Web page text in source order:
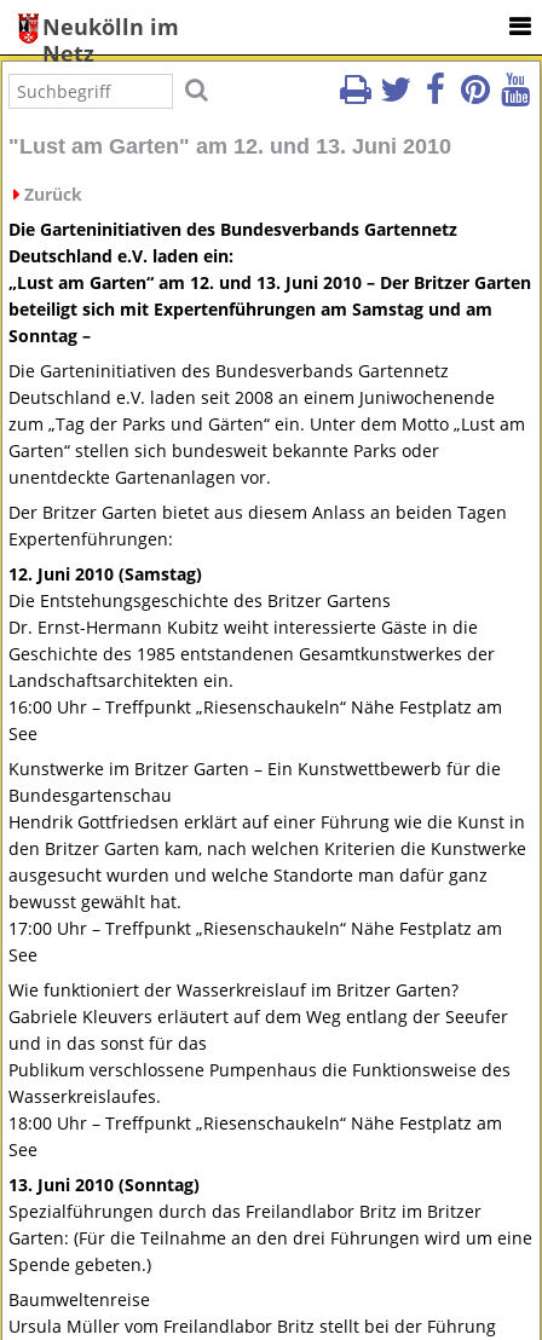
Neukölln im
Netz
"Lust am Garten" am 12. und 13. Juni 2010
Zurück
Die Garteninitiativen des Bundesverbands Gartennetz
Deutschland e.V. laden ein:
„Lust am Garten“ am 12. und 13. Juni 2010 – Der Britzer Garten
beteiligt sich mit Expertenführungen am Samstag und am
Sonntag –
Die Garteninitiativen des Bundesverbands Gartennetz
Deutschland e.V. laden seit 2008 an einem Juniwochenende
zum „Tag der Parks und Gärten“ ein. Unter dem Motto „Lust am
Garten“ stellen sich bundesweit bekannte Parks oder
unentdeckte Gartenanlagen vor.
Der Britzer Garten bietet aus diesem Anlass an beiden Tagen
Expertenführungen:
12. Juni 2010 (Samstag)
Die Entstehungsgeschichte des Britzer Gartens
Dr. Ernst-Hermann Kubitz weiht interessierte Gäste in die
Geschichte des 1985 entstandenen Gesamtkunstwerkes der
Landschaftsarchitekten ein.
16:00 Uhr – Treffpunkt „Riesenschaukeln“ Nähe Festplatz am
See
Kunstwerke im Britzer Garten – Ein Kunstwettbewerb für die
Bundesgartenschau
Hendrik Gottfriedsen erklärt auf einer Führung wie die Kunst in
den Britzer Garten kam, nach welchen Kriterien die Kunstwerke
ausgesucht wurden und welche Standorte man dafür ganz
bewusst gewählt hat.
17:00 Uhr – Treffpunkt „Riesenschaukeln“ Nähe Festplatz am
See
Wie funktioniert der Wasserkreislauf im Britzer Garten?
Gabriele Kleuvers erläutert auf dem Weg entlang der Seeufer
und in das sonst für das
Publikum verschlossene Pumpenhaus die Funktionsweise des
Wasserkreislaufes.
18:00 Uhr – Treffpunkt „Riesenschaukeln“ Nähe Festplatz am
See
13. Juni 2010 (Sonntag)
Spezialführungen durch das Freilandlabor Britz im Britzer
Garten: (Für die Teilnahme an den drei Führungen wird um eine
Spende gebeten.)
Baumweltenreise
Ursula Müller vom Freilandlabor Britz stellt bei der Führung